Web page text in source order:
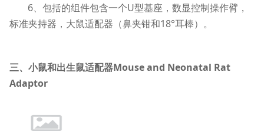
6、包括的组件包含一个U型基座，数显控制操作臂，
标准夹持器，大鼠适配器（鼻夹钳和18°耳棒）。
三、小鼠和出生鼠适配器Mouse and Neonatal Rat
Adaptor